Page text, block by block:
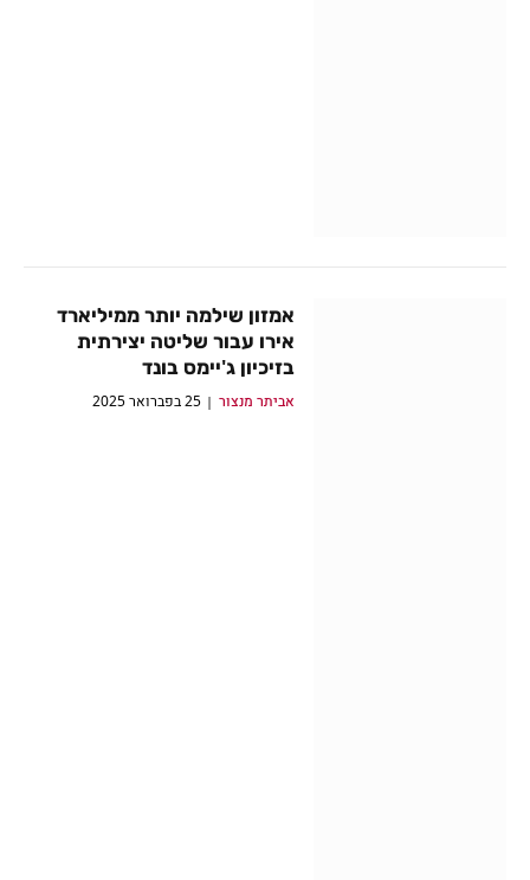
אמזון שילמה יותר ממיליארד
אירו עבור שליטה יצירתית
בזיכיון ג'יימס בונד
אביתר מנצור 25 בפברואר 2025